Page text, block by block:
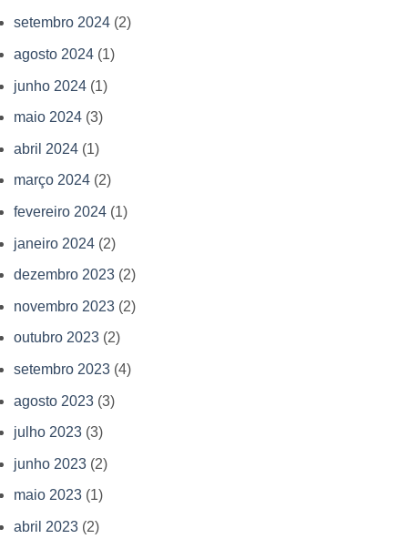
setembro 2024 (2)
agosto 2024 (1)
junho 2024 (1)
maio 2024 (3)
abril 2024 (1)
março 2024 (2)
fevereiro 2024 (1)
janeiro 2024 (2)
dezembro 2023 (2)
novembro 2023 (2)
outubro 2023 (2)
setembro 2023 (4)
agosto 2023 (3)
julho 2023 (3)
junho 2023 (2)
maio 2023 (1)
abril 2023 (2)